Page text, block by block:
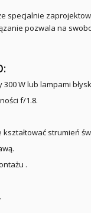
specjalnie
pozwala na
W lub lampami
f/1.8.
strumień
.